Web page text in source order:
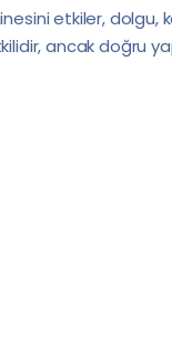
etkiler, dolgu,
ancak doğru